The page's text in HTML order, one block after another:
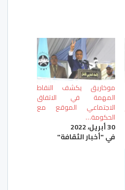
موخاريق يكشف النقاط
المهمة في الاتفاق
الاجتماعي الموقع مع
الحكومة…
30 أبريل، 2022
في "أخبار الثقافة"